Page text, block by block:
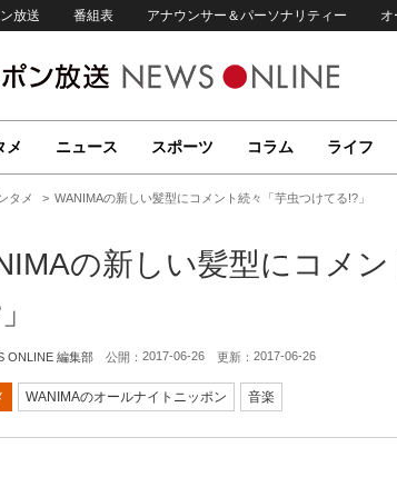
放送 番組表 アナウンサー＆パーソナリティー オ
メ ニュース スポーツ コラム ライフ
タメ WANIMAの新しい髪型にコメント続々「芋虫つけてる!?」
の新しい髪型にコメ
ONLINE 編集部 公開： 2017-06-26 更新： 2017-06-26
WANIMAのオールナイトニッポン 音楽